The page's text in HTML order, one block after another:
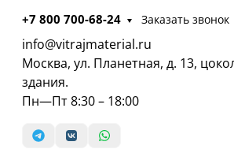
+7 800 700-68-24 Заказать звонок
info@vitrajmaterial.ru
Москва, ул. Планетная, д. 13,
здания.
Пн—Пт 8:30 – 18:00